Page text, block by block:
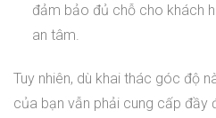
đảm bảo đủ chỗ cho khách
an tâm.
Tuy nhiên, dù khai thác góc độ
của bạn vẫn phải cung cấp đầy